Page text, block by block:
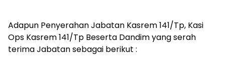
Adapun Penyerahan Jabatan Kasrem 141/Tp, Kasi
Ops Kasrem 141/Tp Beserta Dandim yang serah
terima Jabatan sebagai berikut :